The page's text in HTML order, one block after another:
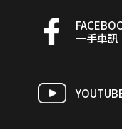
一手車訊